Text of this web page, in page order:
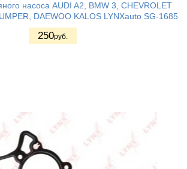
насоса AUDI A2, BMW 3, CHEVROLET
DAEWOO KALOS LYNXauto SG-1685
250руб.